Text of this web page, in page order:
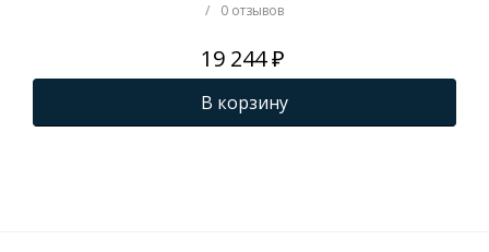
/ 0 отзывов
19 244 ₽
В корзину